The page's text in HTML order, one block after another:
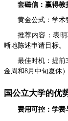
套磁信：赢得教
黄金公式：学术
推荐内容：表
晰地陈述申请目标。
最佳时机：提前
金周和8月中旬夏休）
国公立大学的优
费用可控：学费